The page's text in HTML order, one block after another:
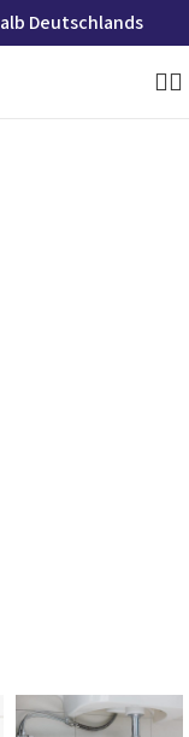
Deutschlands